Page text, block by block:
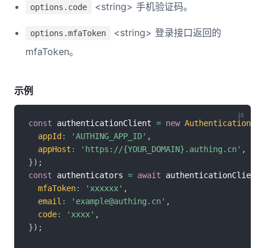
options.code <string> 手机验证码。
options.mfaToken
<string> 登录接口返回的
mfaToken。
示例
const authenticationClient = new
appId : 'AUTHING_APP_ID' ,
appHost : 'https://{YOUR_DOMAIN}.authing.cn' ,
}) ;
const authenticators = await authenticationClient
mfaToken: 'xxxxxx' ,
email : 'example@authing.cn' ,
code: 'xxxx' ,
}) ;